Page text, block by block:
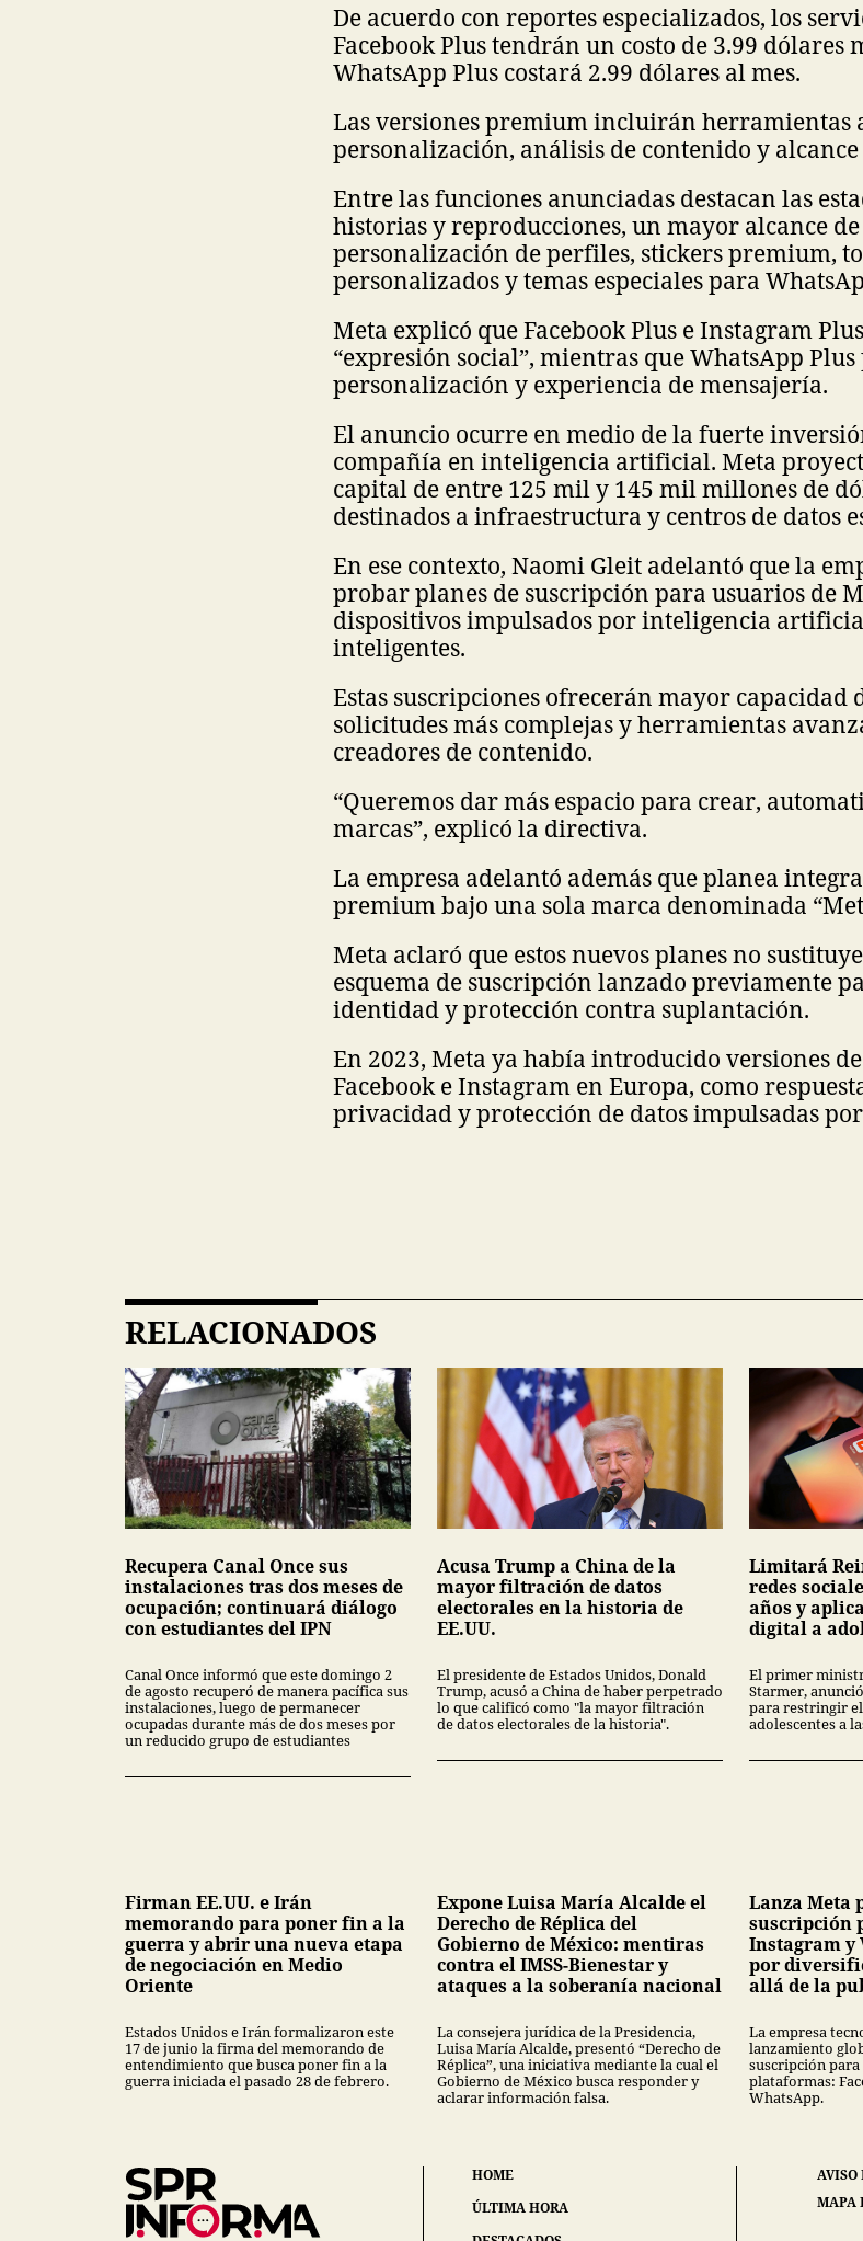
De acuerdo con reportes especializados, los
Facebook Plus tendrán un costo de 3.99 dólares
WhatsApp Plus costará 2.99 dólares al mes.
Las versiones premium incluirán herramientas
personalización, análisis de contenido y
Entre las funciones anunciadas destacan las
historias y reproducciones, un mayor alcance
personalización de perfiles, stickers premium,
personalizados y temas especiales para
Meta explicó que Facebook Plus e Instagram
“expresión social”, mientras que WhatsApp
personalización y experiencia de mensajería.
El anuncio ocurre en medio de la fuerte
compañía en inteligencia artificial. Meta
capital de entre 125 mil y 145 mil millones de
destinados a infraestructura y centros de datos
En ese contexto, Naomi Gleit adelantó que la
probar planes de suscripción para usuarios de
dispositivos impulsados por inteligencia
inteligentes.
Estas suscripciones ofrecerán mayor capacidad
solicitudes más complejas y herramientas
creadores de contenido.
“Queremos dar más espacio para crear,
marcas”, explicó la directiva.
La empresa adelantó además que planea
premium bajo una sola marca denominada
Meta aclaró que estos nuevos planes no
esquema de suscripción lanzado previamente
identidad y protección contra suplantación.
En 2023, Meta ya había introducido versiones
Facebook e Instagram en Europa, como
privacidad y protección de datos impulsadas
RELACIONADOS
Recupera Canal Once sus
instalaciones tras dos meses de
ocupación; continuará diálogo
con estudiantes del IPN
Canal Once informó que este domingo 2
de agosto recuperó de manera pacífica sus
instalaciones, luego de permanecer
ocupadas durante más de dos meses por
un reducido grupo de estudiantes
Acusa Trump a China de la
mayor filtración de datos
electorales en la historia de
EE.UU.
El presidente de Estados Unidos, Donald
Trump, acusó a China de haber perpetrado
lo que calificó como "la mayor filtración
de datos electorales de la historia".
Limitará
redes
años y
digital a
El primer
Starmer,
para restringir el
adolescentes a
Firman EE.UU. e Irán
memorando para poner fin a la
guerra y abrir una nueva etapa
de negociación en Medio
Oriente
Estados Unidos e Irán formalizaron este
17 de junio la firma del memorando de
entendimiento que busca poner fin a la
guerra iniciada el pasado 28 de febrero.
Expone Luisa María Alcalde el
Derecho de Réplica del
Gobierno de México: mentiras
contra el IMSS-Bienestar y
ataques a la soberanía nacional
La consejera jurídica de la Presidencia,
Luisa María Alcalde, presentó “Derecho de
Réplica”, una iniciativa mediante la cual el
Gobierno de México busca responder y
aclarar información falsa.
Lanza Meta
suscripción
Instagram y
por
allá de la
La empresa
lanzamiento
suscripción
plataformas:
WhatsApp.
HOME
ÚLTIMA HORA
AVISO
MAPA